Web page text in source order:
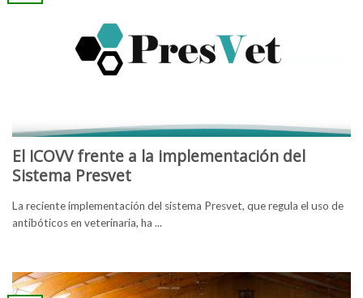
El ICOVV frente a la implementación del
Sistema Presvet
La reciente implementación del sistema Presvet, que regula el uso de
antibóticos en veterinaria, ha ...